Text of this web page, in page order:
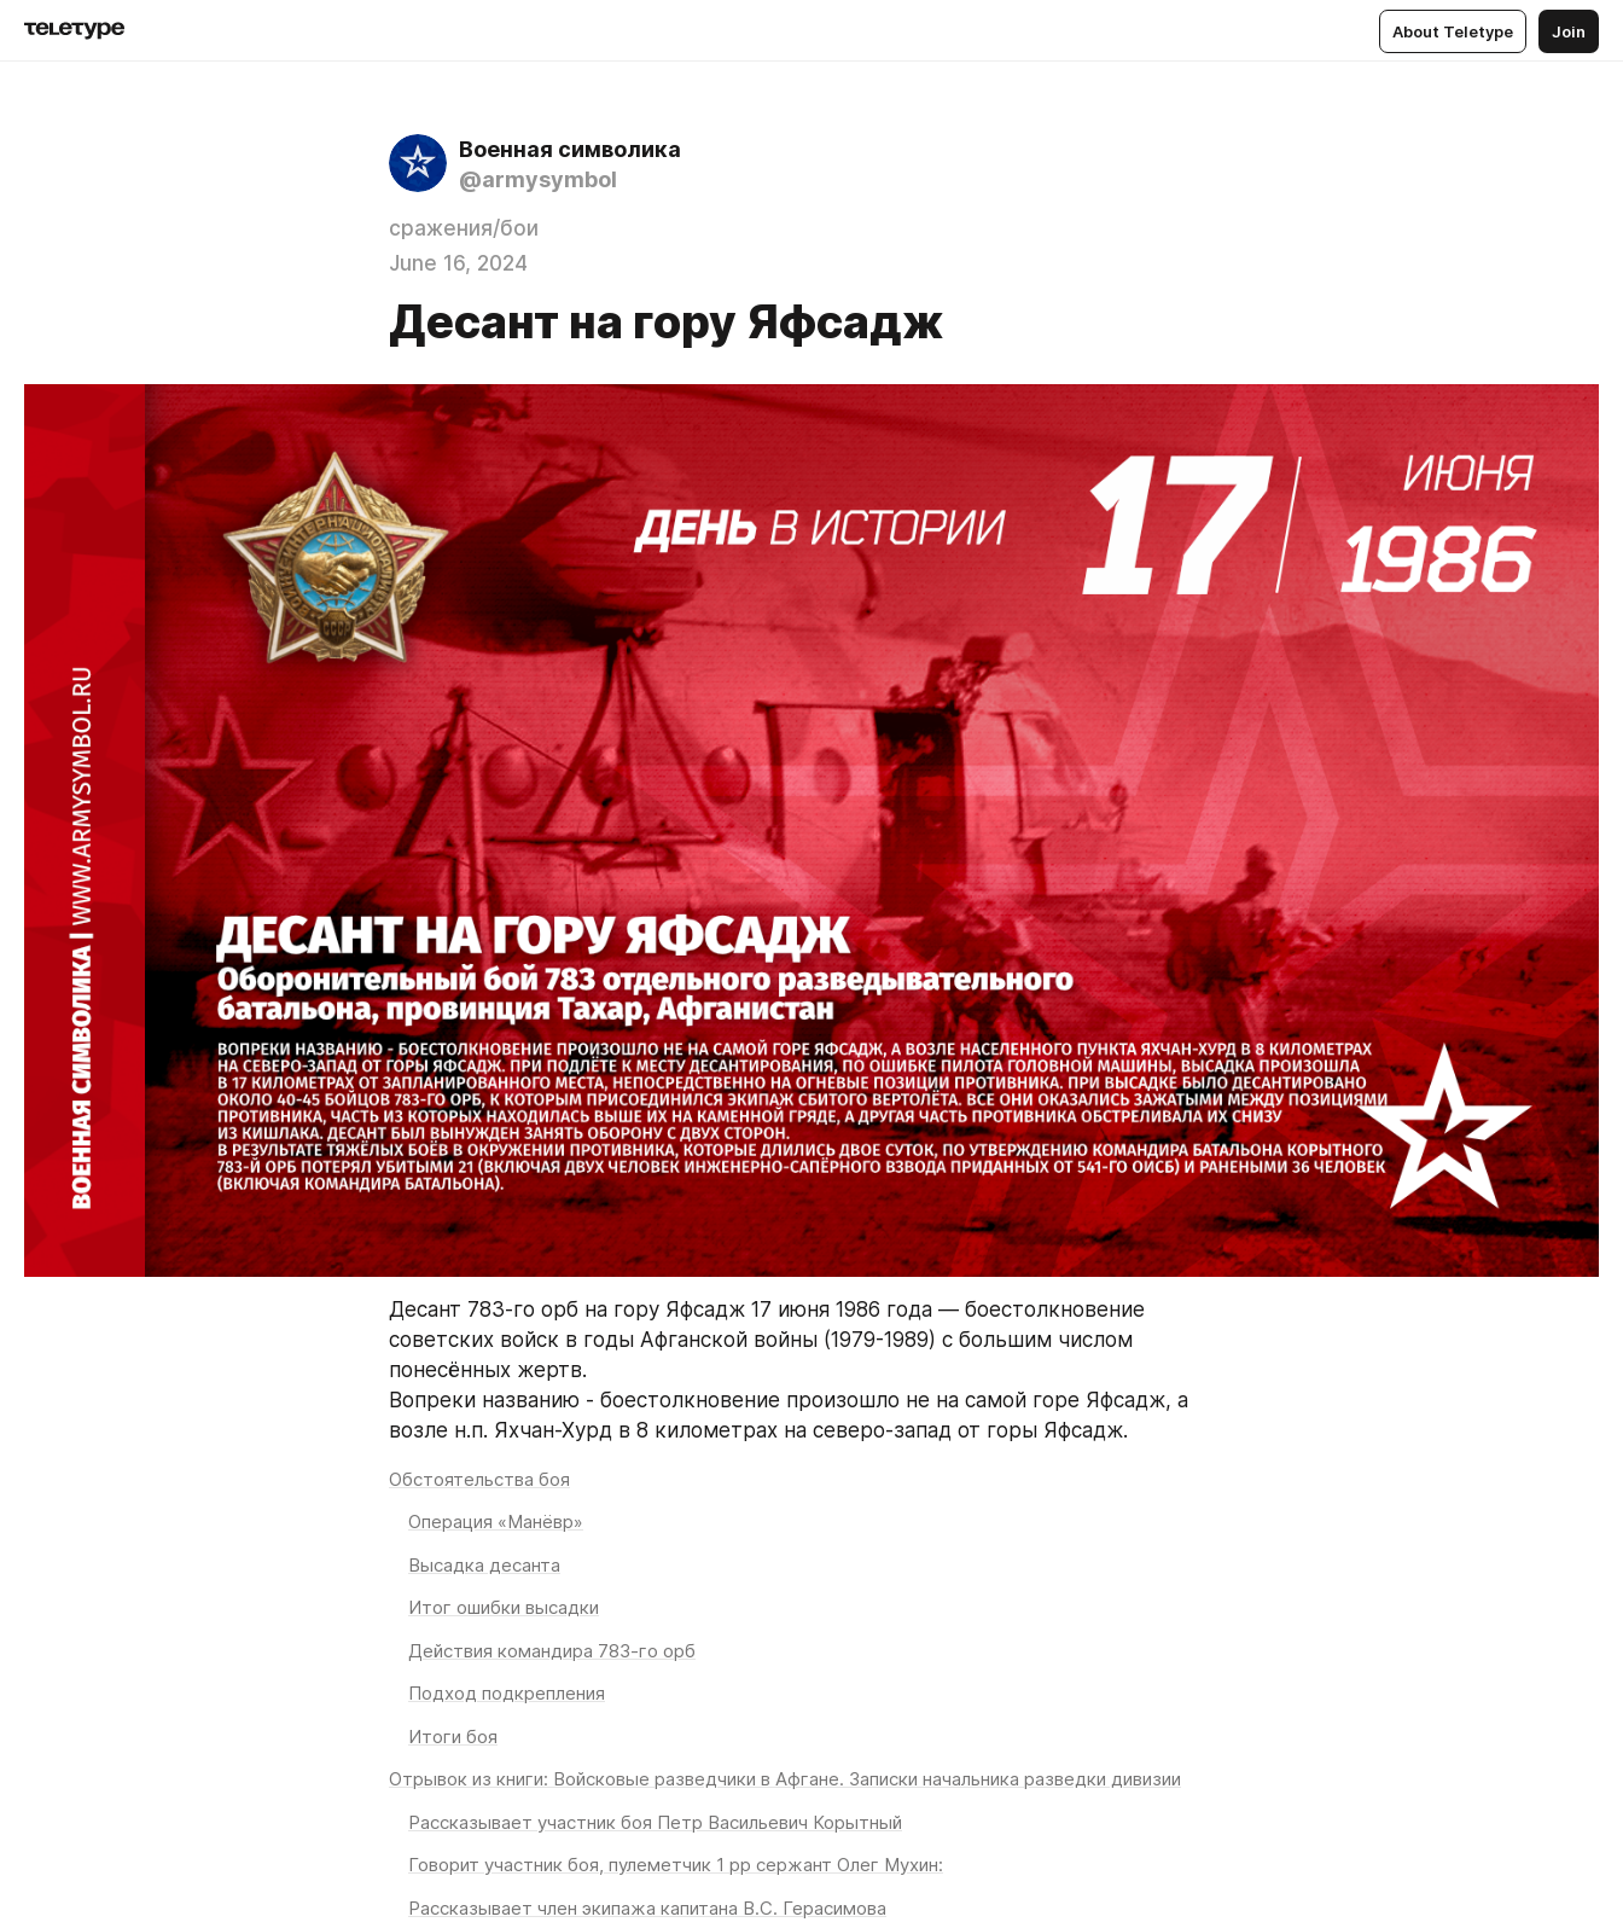
About Teletype Join
Военная символика
@armysymbol
сражения/бои
June 16, 2024
Десант на гору Яфсадж
Десант 783-го орб на гору Яфсадж 17 июня 1986 года — боестолкновение
советских войск в годы Афганской войны (1979-1989) с большим числом
понесённых жертв.
Вопреки названию - боестолкновение произошло не на самой горе Яфсадж, а
возле н.п. Яхчан-Хурд в 8 километрах на северо-запад от горы Яфсадж.
Обстоятельства боя
Операция «Манёвр»
Высадка десанта
Итог ошибки высадки
Действия командира 783-го орб
Подход подкрепления
Итоги боя
Отрывок из книги: Войсковые разведчики в Афгане. Записки начальника разведки дивизии
Рассказывает участник боя Петр Васильевич Корытный
Говорит участник боя, пулеметчик 1 рр сержант Олег Мухин:
Рассказывает член экипажа капитана В.С. Герасимова